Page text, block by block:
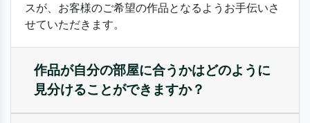
スが、お客様のご希望の作品となるようお手伝いさ
せていただきます。
作品が自分の部屋に合うかはどのように
見分けることができますか？